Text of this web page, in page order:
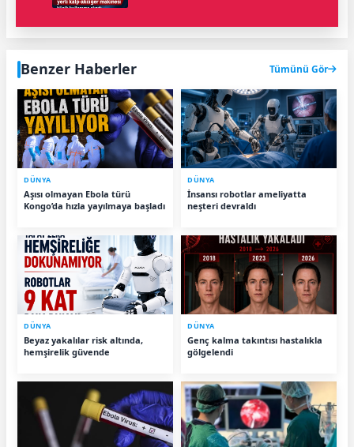
Benzer Haberler Tümünü Gör
DÜNYA
Aşısı olmayan Ebola türü
Kongo’da hızla yayılmaya başladı
DÜNYA
İnsansı robotlar ameliyatta
neşteri devraldı
DÜNYA
Beyaz yakalılar risk altında,
hemşirelik güvende
DÜNYA
Genç kalma takıntısı hastalıkla
gölgelendi